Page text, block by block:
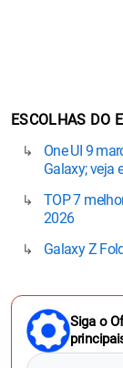
ESCOLHAS DO
One UI 9
Galaxy; veja
TOP 7
2026
Galaxy Z
Siga o